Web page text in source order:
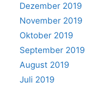
Dezember 2019
November 2019
Oktober 2019
September 2019
August 2019
Juli 2019